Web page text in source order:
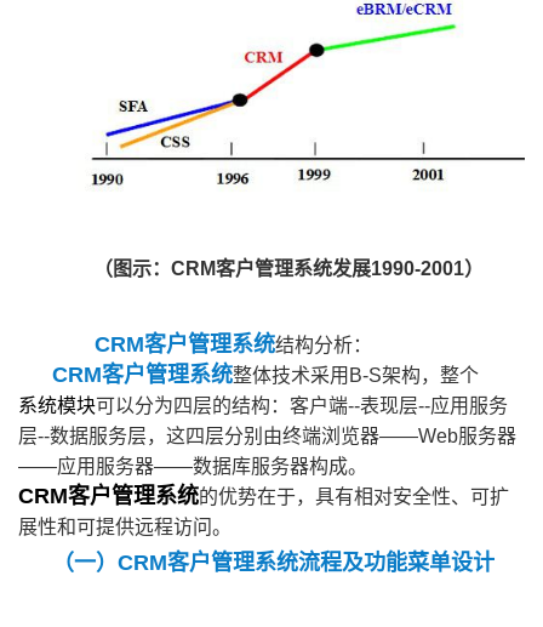
（图示：CRM客户管理系统发展1990-2001）
CRM客户管理系统结构分析：
CRM客户管理系统整体技术采用B-S架构，整个
系统模块可以分为四层的结构：客户端--表现层--应用服务
层--数据服务层，这四层分别由终端浏览器——Web服务器
——应用服务器——数据库服务器构成。
CRM客户管理系统的优势在于，具有相对安全性、可扩
展性和可提供远程访问。
（一）CRM客户管理系统流程及功能菜单设计